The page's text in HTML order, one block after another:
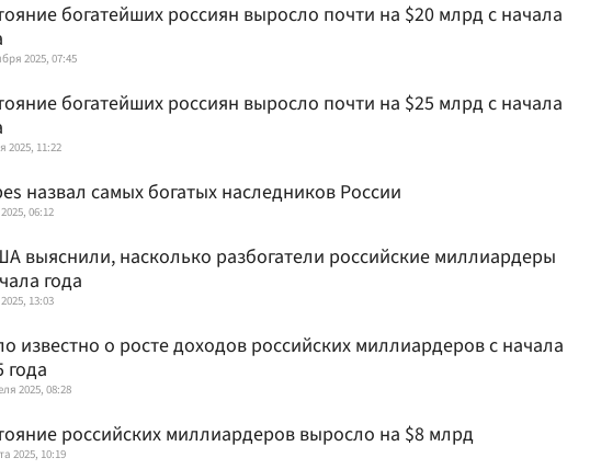
богатейших россиян выросло почти на $20 млрд с начала
2025, 07:45
богатейших россиян выросло почти на $25 млрд с начала
2025, 11:22
назвал самых богатых наследников России
06:12
выяснили, насколько разбогатели российские миллиардеры
года
13:03
известно о росте доходов российских миллиардеров с начала
года
2025, 08:28
российских миллиардеров выросло на $8 млрд
2025, 10:19